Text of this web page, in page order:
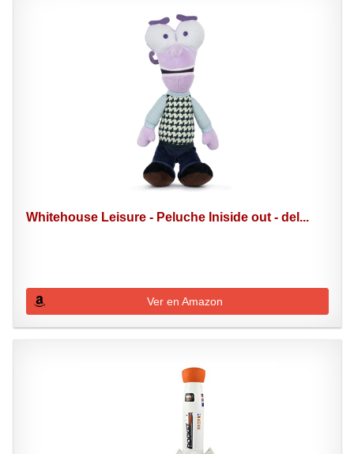
Whitehouse Leisure - Peluche Iniside out - del...
Ver en Amazon